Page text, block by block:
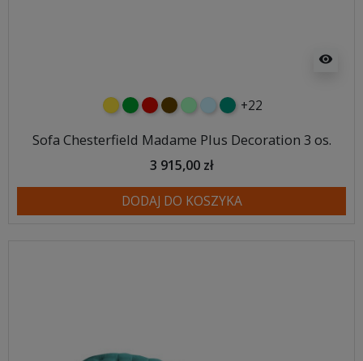
visibility
żółtyzielonyczerwony
czekoladowy
miętowybłękitny
turkusowy
+22
Sofa Chesterfield Madame Plus Decoration 3 os.
3 915,00 zł
DODAJ DO KOSZYKA